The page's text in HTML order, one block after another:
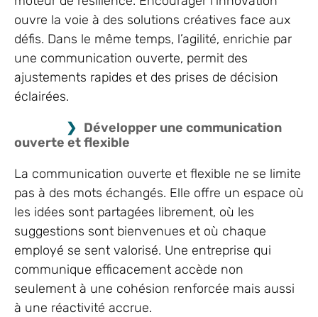
ouvre la voie à des solutions créatives face aux
défis. Dans le même temps, l’agilité, enrichie par
une communication ouverte, permit des
ajustements rapides et des prises de décision
éclairées.
Développer une communication
ouverte et flexible
La communication ouverte et flexible ne se limite
pas à des mots échangés. Elle offre un espace où
les idées sont partagées librement, où les
suggestions sont bienvenues et où chaque
employé se sent valorisé. Une entreprise qui
communique efficacement accède non
seulement à une cohésion renforcée mais aussi
à une réactivité accrue.